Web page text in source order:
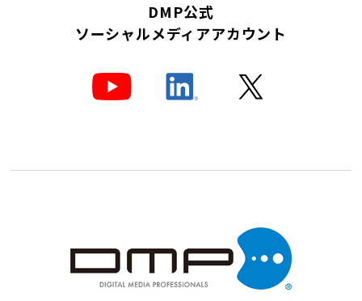
DMP公式
ソーシャルメディアアカウント